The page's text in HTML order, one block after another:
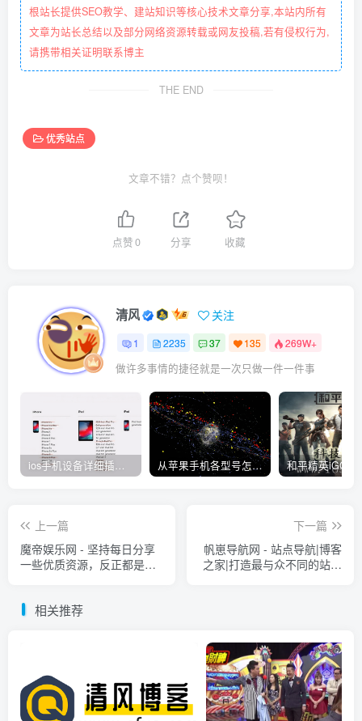
根站长提供SEO教学、建站知识等核心技术文章分享,本站内所有
文章为站长总结以及部分网络资源转载或网友投稿,若有侵权行为,
请携带相关证明联系博主
THE END
优秀站点
文章不错？点个赞呗！
点赞0 分享 收藏
清风 关注
1 2235 37 135 269W+
做许多事情的捷径就是一次只做一件一件事
从苹果手机各型号怎么越狱到怎么开科技完整教程
上一篇
魔帝娱乐网 - 坚持每日分享
一些优质资源，反正都是关
下一篇
帆崽导航网 - 站点导航|博客
之家|打造最与众不同的站点
相关推荐